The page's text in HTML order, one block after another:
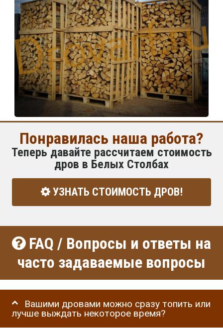
Понравилась наша работа?
Теперь давайте рассчитаем стоимость
дров в Белых Столбах
УЗНАТЬ СТОИМОСТЬ ДРОВ!
FAQ / Вопросы и ответы на
часто задаваемые вопросы
Вашими дровами можно сразу топить или
лучше выждать некоторое время?